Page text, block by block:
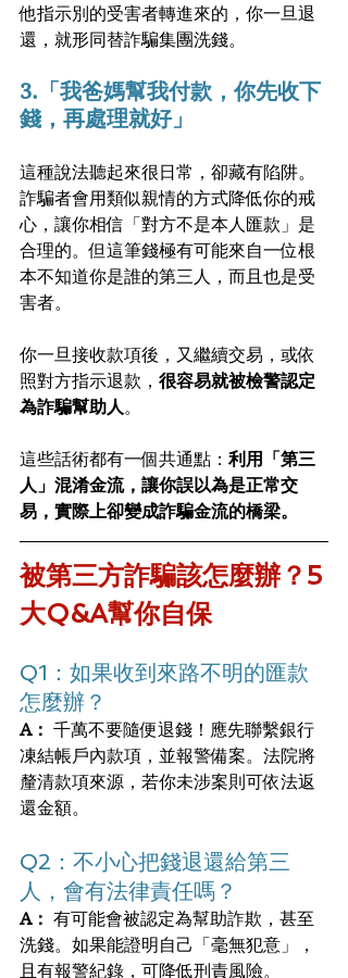
他指示別的受害者轉進來的，你一旦退
還，就形同替詐騙集團洗錢。
3.「我爸媽幫我付款，你先收下
錢，再處理就好」
這種說法聽起來很日常，卻藏有陷阱。
詐騙者會用類似親情的方式降低你的戒
心，讓你相信「對方不是本人匯款」是
合理的。但這筆錢極有可能來自一位根
本不知道你是誰的第三人，而且也是受
害者。
你一旦接收款項後，又繼續交易，或依
照對方指示退款， 很容易就被檢警認定
為詐騙幫助人。
這些話術都有一個共通點： 利用「第三
人」混淆金流，讓你誤以為是正常交
易，實際上卻變成詐騙金流的橋梁。
被第三方詐騙該怎麼辦？5
大Q&A幫你自保
Q1：如果收到來路不明的匯款
怎麼辦？
A： 千萬不要隨便退錢！應先聯繫銀行
凍結帳戶內款項，並報警備案。法院將
釐清款項來源，若你未涉案則可依法返
還金額。
Q2：不小心把錢退還給第三
人，會有法律責任嗎？
A： 有可能會被認定為幫助詐欺，甚至
洗錢。如果能證明自己「毫無犯意」，
且有報警紀錄，可降低刑責風險。